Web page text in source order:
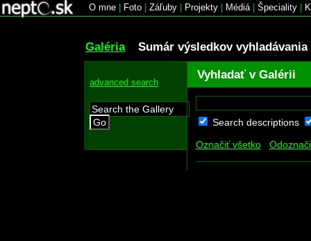
O mne Foto Záľuby Projekty Médiá| Špeciality
Galéria Sumár výsledkov vyhladávania
advanced search
Go
Vyhladať v Galérii
Search descriptions
Označiť všetko